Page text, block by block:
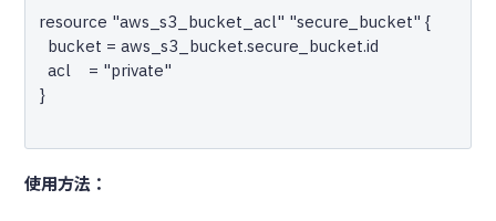
resource "aws_s3_bucket_acl" "secure_bucket" {
}
使用方法：